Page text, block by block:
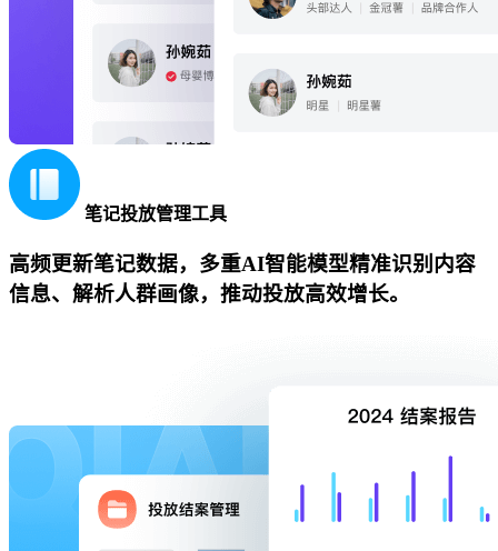
笔记投放管理工具
高频更新笔记数据，多重AI智能模型精准识别内容
信息、解析人群画像，推动投放高效增长。